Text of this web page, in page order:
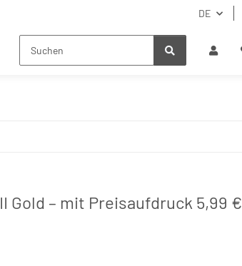
DE
Gold – mit Preisaufdruck 5,99 €